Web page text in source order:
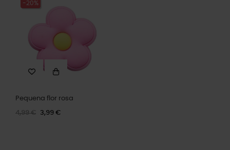
-20%
Pequena flor rosa
4,99 € 3,99 €